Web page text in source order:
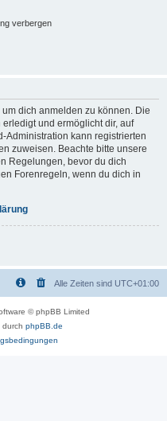
verbergen
dich anmelden zu können. Die
und ermöglicht dir, auf
Administration kann registrierten
zuweisen. Beachte bitte unsere
Regelungen, bevor du dich
Forenregeln, wenn du dich in
Alle Zeiten sind UTC+01:00
© phpBB Limited
durch phpBB.de